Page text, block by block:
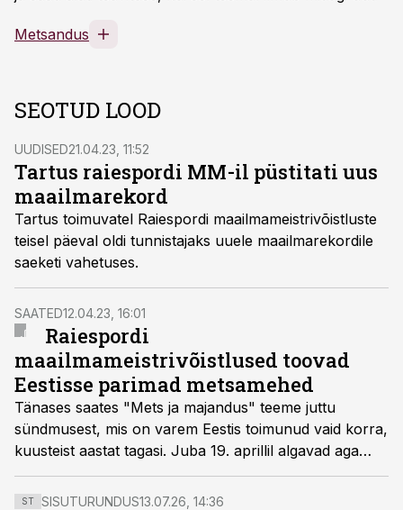
Metsandus
SEOTUD LOOD
UUDISED21.04.23, 11:52
Tartus raiespordi MM-il püstitati uus
maailmarekord
Tartus toimuvatel Raiespordi maailmameistrivõistluste
teisel päeval oldi tunnistajaks uuele maailmarekordile
saeketi vahetuses.
SAATED12.04.23, 16:01
Raiespordi
maailmameistrivõistlused toovad
Eestisse parimad metsamehed
Tänases saates "Mets ja majandus" teeme juttu
sündmusest, mis on varem Eestis toimunud vaid korra,
kuusteist aastat tagasi. Juba 19. aprillil algavad aga
Tartus taas raiespordi maailmameistrivõistlused, mida
seekord korraldab Eesti.
ST SISUTURUNDUS13.07.26, 14:36